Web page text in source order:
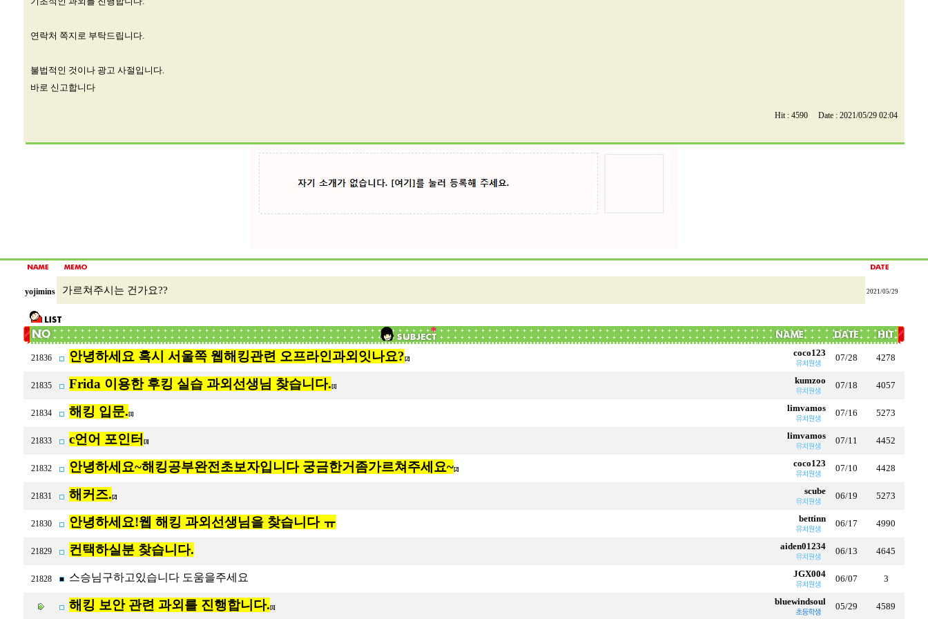
연락처 쪽지로 부탁드립니다.
불법적인 것이나 광고 사절입니다.
바로 신고합니다
Hit : 4590 Date : 2021/05/29 02:04
yojimins 가르쳐주시는 건가요?? 2021/05/29
21836 안녕하세요 혹시 서울쪽 웹해킹관련 오프라인과외잇나요? [2]
coco123 07/28 4278
21835 Frida 이용한 후킹 실습 과외선생님 찾습니다. [1]
kumzoo 07/18 4057
21834 해킹 입문. [1]
limvamos 07/16 5273
21833 c언어 포인터 [3]
limvamos 07/11 4452
21832 안녕하세요~해킹공부완전초보자입니다 궁금한거좀가르쳐주세요~[2]
coco123 07/10 4428
21831 해커즈. [2]
scube 06/19 5273
21830 안녕하세요!웹 해킹 과외선생님을 찾습니다 ㅠ bettinn 06/17 4990
21829 컨택하실분 찾습니다. aiden01234 06/13 4645
21828 스승님구하고있습니다 도움을주세요 JGX004 06/07 3
해킹 보안 관련 과외를 진행합니다. [1]
bluewindsoul 05/29 4589